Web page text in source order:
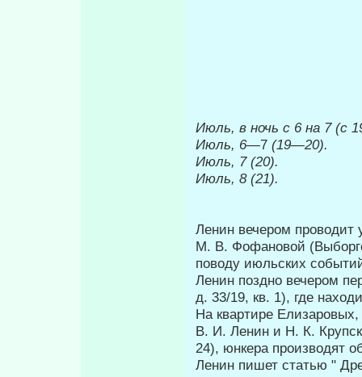
Июль, в ночь с 6 на 7 (с
Июль, 6—7 (19—20).
Июль, 7 (20).
Июль, 8 (21).
Ленин вечером
М. В. Фофановой
поводу июльских
Ленин поздно вечером
д. 33/19, кв. 1), где
На квартире
В. И. Ленин и Н. К.
24), юнкера производят
Ленин пишет статью "